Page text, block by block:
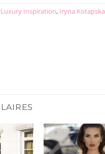
Inspiration, Iryna Kotapska